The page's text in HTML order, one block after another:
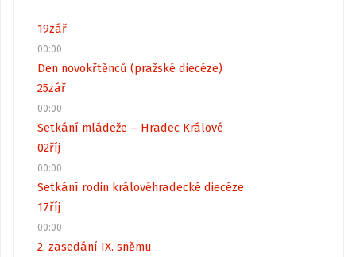
19zář
00:00
Den novokřtěnců (pražské diecéze)
25zář
00:00
Setkání mládeže – Hradec Králové
02říj
00:00
Setkání rodin královéhradecké diecéze
17říj
00:00
2. zasedání IX. sněmu